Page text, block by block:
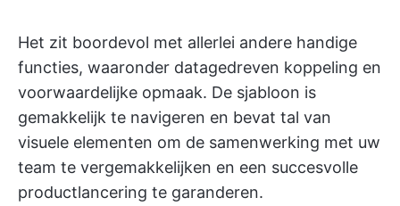
Het zit boordevol met allerlei andere handige
functies, waaronder datagedreven koppeling en
voorwaardelijke opmaak. De sjabloon is
gemakkelijk te navigeren en bevat tal van
visuele elementen om de samenwerking met uw
team te vergemakkelijken en een succesvolle
productlancering te garanderen.